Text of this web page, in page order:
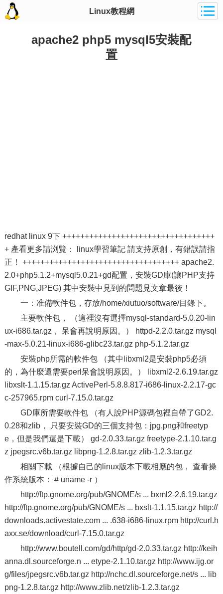
Linux教程網
apache2 php5 mysql5安裝配
置
redhat linux 9下 ++++++++++++++++++++++++++++++++++
+ 產看更多請浏覽： linux學習筆記 請支持原創，有錯誤請指
正！ +++++++++++++++++++++++++++++++++++ apache2.
2.0+php5.1.2+mysql5.0.21+gd配置，安裝GD庫(讓PHP支持
GIF,PNG,JPEG) 其中安裝中見到的問題見文章最後！
一：准備軟件包，存放/home/xiutuo/software/目錄下。
主要軟件包， （這裡沒有選擇mysql-standard-5.0.20-lin
ux-i686.tar.gz， 呆會再說明原因。） httpd-2.2.0.tar.gz mysql
-max-5.0.21-linux-i686-glibc23.tar.gz php-5.1.2.tar.gz
安裝php所需的軟件包 （其中libxml2是安裝php5必須
的，為什麼還需要perl呆會說明原因。） libxml2-2.6.19.tar.gz
libxslt-1.1.15.tar.gz ActivePerl-5.8.8.817-i686-linux-2.2.17-gc
c-257965.rpm curl-7.15.0.tar.gz
GD庫所需要軟件包 （有人說PHP源碼包裡自帶了GD2.
0.28和zlib， 只要安裝GD的三個支持包：jpg,png和freetyp
e，但是我們還是下載） gd-2.0.33.tar.gz freetype-2.1.10.tar.g
z jpegsrc.v6b.tar.gz libpng-1.2.8.tar.gz zlib-1.2.3.tar.gz
相關下載 （根據自己的linux版本下載相應的包， 查看操
作系統版本： # uname -r ）
http://ftp.gnome.org/pub/GNOME/s ... bxml2-2.6.19.tar.gz
http://ftp.gnome.org/pub/GNOME/s ... bxslt-1.1.15.tar.gz http://
downloads.activestate.com ... .638-i686-linux.rpm http://curl.h
axx.se/download/curl-7.15.0.tar.gz
http://www.boutell.com/gd/http/gd-2.0.33.tar.gz http://keih
anna.dl.sourceforge.n ... etype-2.1.10.tar.gz http://www.ijg.or
g/files/jpegsrc.v6b.tar.gz http://nchc.dl.sourceforge.net/s ... lib
png-1.2.8.tar.gz http://www.zlib.net/zlib-1.2.3.tar.gz